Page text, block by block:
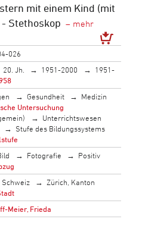
mit einem Kind (mit
Stethoskop
026
20. Jh. 1951-2000
1951-
Gesundheit
Medizin
Untersuchung
Unterrichtswesen
Stufe des Bildungssystems
Fotografie
Positiv
Schweiz
Zürich, Kanton
Meier, Frieda